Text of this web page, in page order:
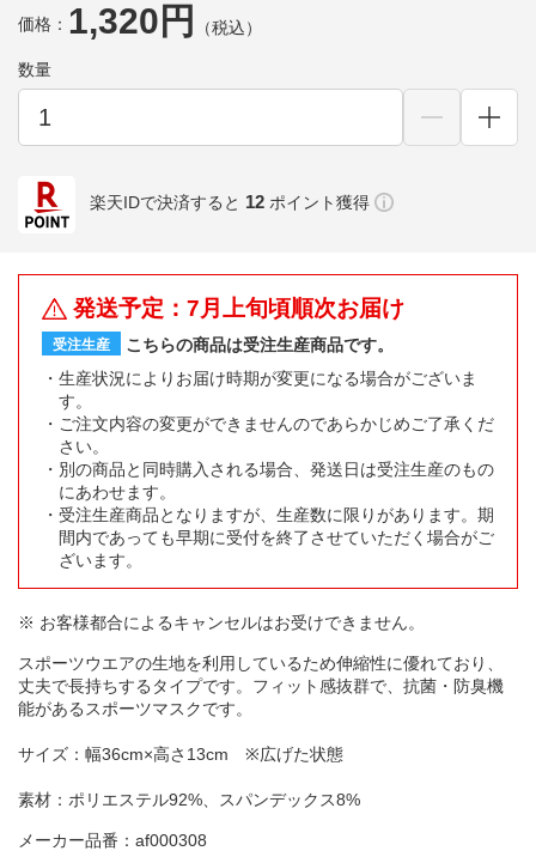
価格： 1,320円 （税込）
数量
楽天IDで決済すると 12 ポイント獲得
発送予定：7月上旬頃順次お届け
受注生産
こちらの商品は受注生産商品です。
生産状況によりお届け時期が変更になる場合がございま
す。
ご注文内容の変更ができませんのであらかじめご了承くだ
さい。
別の商品と同時購入される場合、発送日は受注生産のもの
にあわせます。
受注生産商品となりますが、生産数に限りがあります。期
間内であっても早期に受付を終了させていただく場合がご
ざいます。
※ お客様都合によるキャンセルはお受けできません。
スポーツウエアの生地を利用しているため伸縮性に優れており、
丈夫で長持ちするタイプです。フィット感抜群で、抗菌・防臭機
能があるスポーツマスクです。
サイズ：幅36cm×高さ13cm ※広げた状態
素材：ポリエステル92%、スパンデックス8%
メーカー品番：af000308